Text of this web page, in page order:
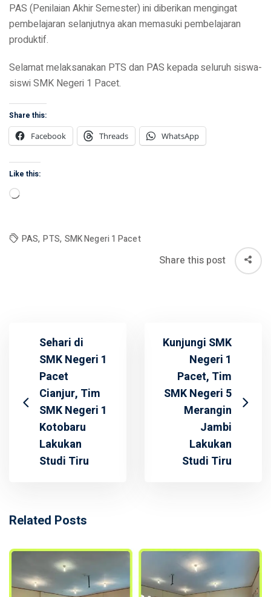
PAS (Penilaian Akhir Semester) ini diberikan mengingat
pembelajaran selanjutnya akan memasuki pembelajaran
produktif.
Selamat melaksanakan PTS dan PAS kepada seluruh siswa-
siswi SMK Negeri 1 Pacet.
Share this:
Facebook
Threads WhatsApp
Like this:
Loading…
PAS, PTS, SMK Negeri 1 Pacet
Share this post
Sehari di
SMK Negeri 1
Pacet
Cianjur, Tim
SMK Negeri 1
Kotobaru
Lakukan
Studi Tiru
Kunjungi SMK
Negeri 1
Pacet, Tim
SMK Negeri 5
Merangin
Jambi
Lakukan
Studi Tiru
Related Posts